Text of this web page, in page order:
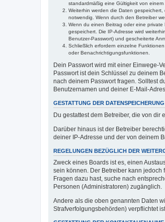
standardmäßig eine Gültigkeit von
Weiterhin werden die Daten
notwendig. Wenn durch den Betreiber
Wenn du einen Beitrag oder eine
gespeichert. Die IP-Adresse wird
Benutzer-Passwort) und gescheiterte
Schließlich erfordern einzelne
oder Benachrichtigungsfunktionen.
Dein Passwort wird mit einer Einwege-
Passwort ist dein Schlüssel zu deinem
nach deinem Passwort fragen. Solltest
Benutzernamen und deiner E-Mail-
GESTATTUNG DER DATENSPEICHERUNG
Du gestattest dem Betreiber, die von
Darüber hinaus ist der Betreiber
deiner IP-Adresse und der von deinem
REGELUNGEN BEZÜGLICH DER
Zweck eines Boards ist es, einen
sein können. Der Betreiber kann jedoch
Fragen dazu hast, suche nach
Personen (Administratoren) zugänglich.
Andere als die oben genannten Daten
Strafverfolgungsbehörden) verpflichtet